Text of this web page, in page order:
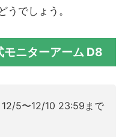
うでしょう。
モニターアーム D8
12/5〜12/10 23:59まで